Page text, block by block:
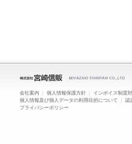
会社案内 | 個人情報保護方針 | インボイス制度
個人情報及び個人データの利用目的について | 認
プライバシーポリシー